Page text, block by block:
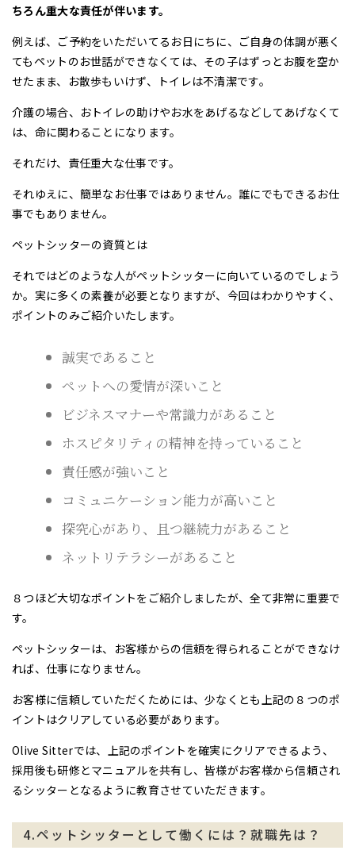
ちろん重大な責任が伴います。
例えば、ご予約をいただいてるお日にちに、ご自身の体調が悪く
てもペットのお世話ができなくては、その子はずっとお腹を空か
せたまま、お散歩もいけず、トイレは不清潔です。
介護の場合、おトイレの助けやお水をあげるなどしてあげなくて
は、命に関わることになります。
それだけ、責任重大な仕事です。
それゆえに、簡単なお仕事ではありません。誰にでもできるお仕
事でもありません。
ペットシッターの資質とは
それではどのような人がペットシッターに向いているのでしょう
か。実に多くの素養が必要となりますが、今回はわかりやすく、
ポイントのみご紹介いたします。
誠実であること
ペットへの愛情が深いこと
ビジネスマナーや常識力があること
ホスピタリティの精神を持っていること
責任感が強いこと
コミュニケーション能力が高いこと
探究心があり、且つ継続力があること
ネットリテラシーがあること
８つほど大切なポイントをご紹介しましたが、全て非常に重要で
す。
ペットシッターは、お客様からの信頼を得られることができなけ
れば、仕事になりません。
お客様に信頼していただくためには、少なくとも上記の８つのポ
イントはクリアしている必要があります。
Olive Sitterでは、上記のポイントを確実にクリアできるよう、
採用後も研修とマニュアルを共有し、皆様がお客様から信頼され
るシッターとなるように教育させていただきます。
4.ペットシッターとして働くには？就職先は？